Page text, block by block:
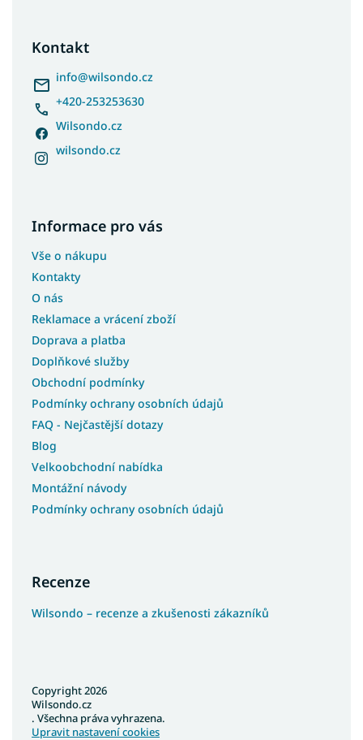
Kontakt
info@wilsondo.cz
+420-253253630
Wilsondo.cz
wilsondo.cz
Informace pro vás
Vše o nákupu
Kontakty
O nás
Reklamace a vrácení zboží
Doprava a platba
Doplňkové služby
Obchodní podmínky
Podmínky ochrany osobních údajů
FAQ - Nejčastější dotazy
Blog
Velkoobchodní nabídka
Montážní návody
Podmínky ochrany osobních údajů
Recenze
Wilsondo – recenze a zkušenosti zákazníků
Copyright 2026
Wilsondo.cz
. Všechna práva vyhrazena.
Upravit nastavení cookies